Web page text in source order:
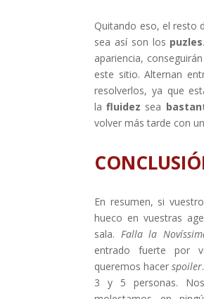
Quitando eso, el resto
sea así son los puzles
apariencia,
este sitio. Alternan
resolverlos, ya que
la fluidez sea
volver más tarde con
En resumen, si
hueco en vuestras
sala. Falla la
entrado fuerte por
queremos hacerspoiler
3 y 5 personas.